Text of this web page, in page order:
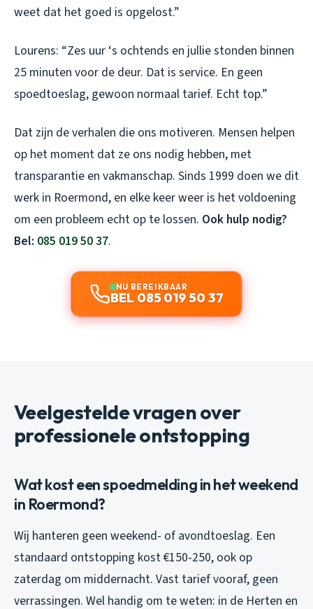
weet dat het goed is opgelost.”
Lourens: “Zes uur ‘s ochtends en jullie stonden binnen
25 minuten voor de deur. Dat is service. En geen
spoedtoeslag, gewoon normaal tarief. Echt top.”
Dat zijn de verhalen die ons motiveren. Mensen helpen
op het moment dat ze ons nodig hebben, met
transparantie en vakmanschap. Sinds 1999 doen we dit
werk in Roermond, en elke keer weer is het voldoening
om een probleem echt op te lossen. Ook hulp nodig?
Bel: 085 019 50 37.
NU BEREIKBAAR
BEL 085 019 50 37
Veelgestelde vragen over
professionele ontstopping
Wat kost een spoedmelding in het weekend
in Roermond?
Wij hanteren geen weekend- of avondtoeslag. Een
standaard ontstopping kost €150-250, ook op
zaterdag om middernacht. Vast tarief vooraf, geen
verrassingen. Wel handig om te weten: in de Herten en